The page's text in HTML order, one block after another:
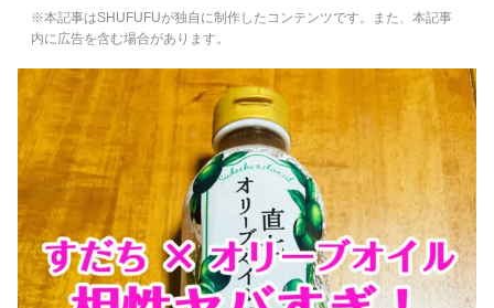
※本記事はSHUFUFUが独自に制作したコンテンツです。また、本記事
内に広告を含む場合があります。